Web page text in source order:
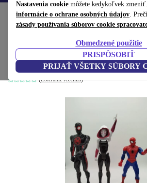
Nastavenia cookie môžete kedykoľvek
informácie o ochrane osobných údajov.
zásady používania súborov cookie
Obmedzené použitie
PRISPÔSOBIŤ
PRIJAŤ VŠETKY SÚBORY
Domov Bábätká a deti Hračky
Sada akčných figúrok Marvel
Man, Iron Man, 4 Helden
viacfarebná
(Zbieranie recenzií)